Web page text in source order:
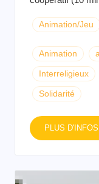
Animation/Jeu
Animation
Interreligieux
Solidarité
PLUS D'INFOS